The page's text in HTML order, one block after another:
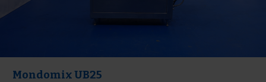
Mondomix UB25